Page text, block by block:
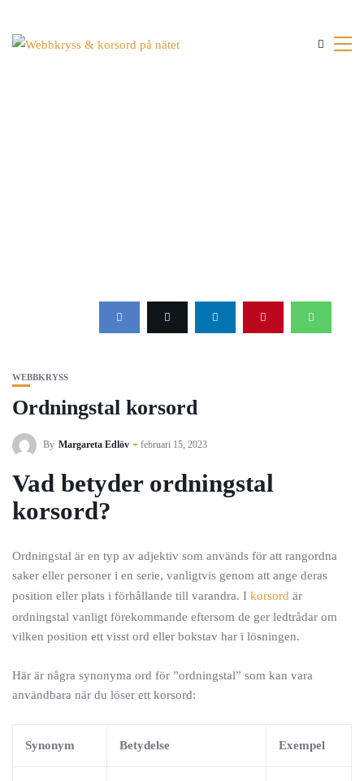
WEBBKRYSS
Ordningstal korsord
By Margareta Edlöv februari 15, 2023
Vad betyder ordningstal
korsord?
Ordningstal är en typ av adjektiv som används för att rangordna
saker eller personer i en serie, vanligtvis genom att ange deras
position eller plats i förhållande till varandra. I korsord är
ordningstal vanligt förekommande eftersom de ger ledtrådar om
vilken position ett visst ord eller bokstav har i lösningen.
Här är några synonyma ord för ”ordningstal” som kan vara
användbara när du löser ett korsord:
Synonym Betydelse Exempel